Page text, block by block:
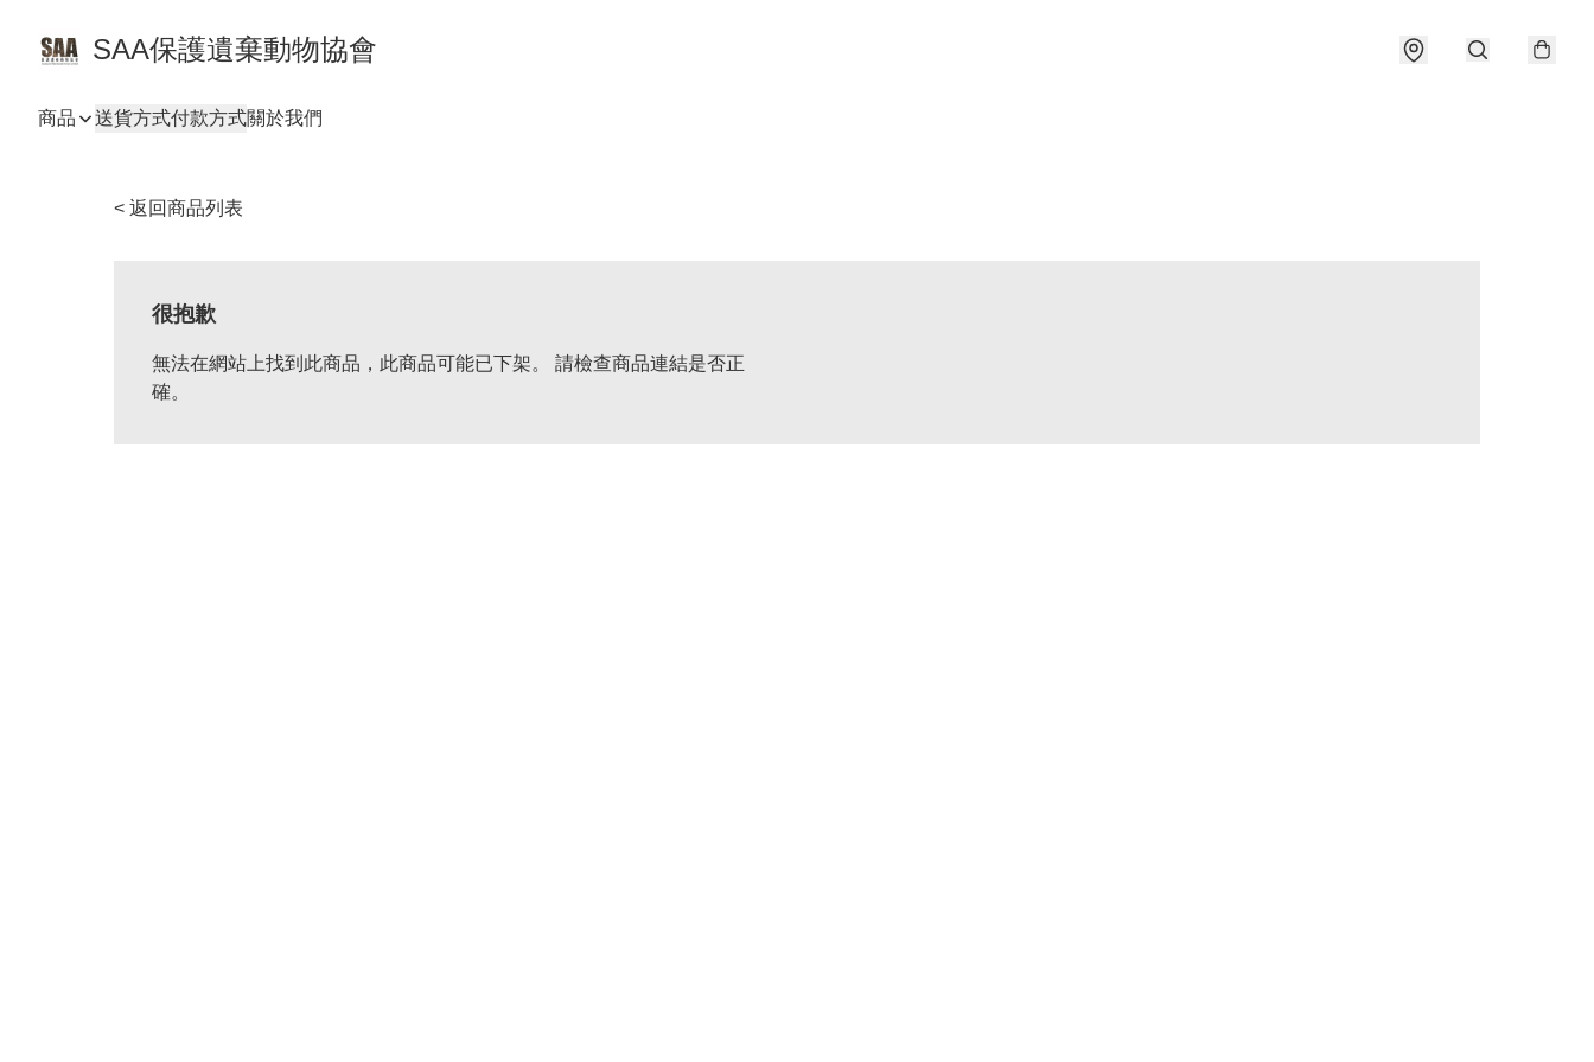
SAA保護遺棄動物協會
商品 送貨方式付款方式關於我們
< 返回商品列表
很抱歉
無法在網站上找到此商品，此商品可能已下架。 請檢查商品連結是否正
確。